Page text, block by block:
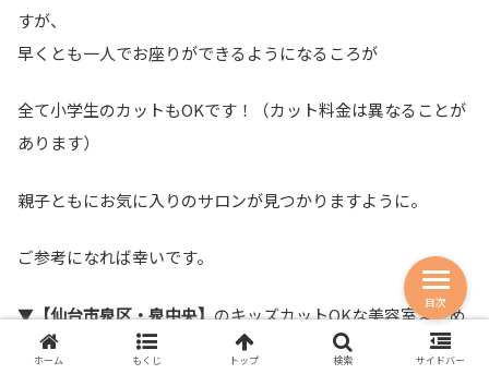
すが、
早くとも一人でお座りができるようになるころが
全て小学生のカットもOKです！（カット料金は異なることが
あります）
親子ともにお気に入りのサロンが見つかりますように。
ご参考になれば幸いです。
▼【仙台市泉区・泉中央】のキッズカットOKな美容室まとめ
ホーム もくじ トップ 検索 サイドバー
目次